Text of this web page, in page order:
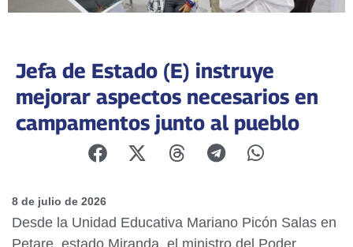
Jefa de Estado (E) instruye
mejorar aspectos necesarios en
campamentos junto al pueblo
8 de julio de 2026
Desde la Unidad Educativa Mariano Picón Salas en
Petare, estado Miranda, el ministro del Poder